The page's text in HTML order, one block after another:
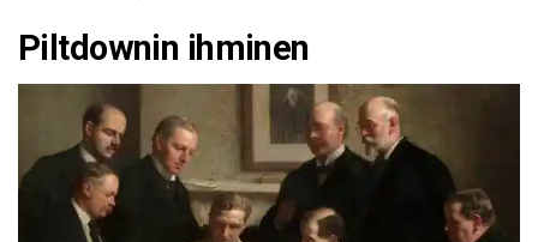
Piltdownin ihminen